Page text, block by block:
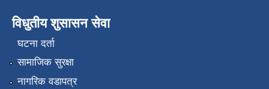
विधुतीय शुसासन सेवा
घटना दर्ता
सामाजिक सुरक्षा
नागरिक वडापत्र